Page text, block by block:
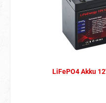
LiFePO4 Akku